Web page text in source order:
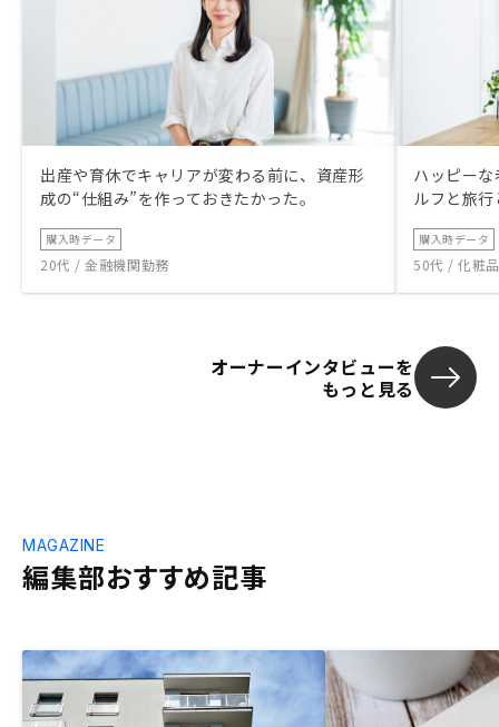
出産や育休でキャリアが変わる前に、資産形
成の“仕組み”を作っておきたかった。
購入時データ
20代 / 金融機関勤務
ハッピー
ルフと旅
購入時データ
50代 / 化粧
オーナーインタビューを
もっと見る
編集部おすすめ記事
MAGAZINE